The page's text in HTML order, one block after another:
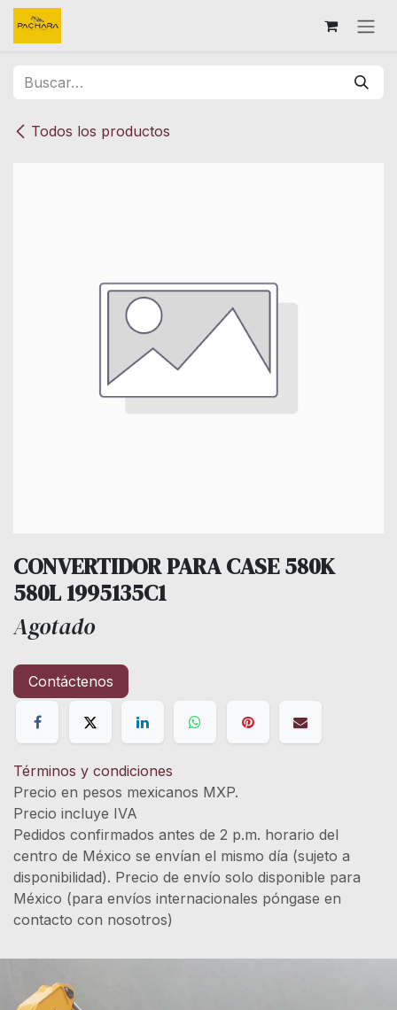
Ir al contenido
Todos los productos
CONVERTIDOR PARA CASE 580K
580L 1995135C1
Agotado
Contáctenos
Términos y condiciones
Precio en pesos mexicanos MXP.
Precio incluye IVA
Pedidos confirmados antes de 2 p.m. horario del
centro de México se envían el mismo día (sujeto a
disponibilidad). Precio de envío solo disponible para
México (para envíos internacionales póngase en
contacto con nosotros)